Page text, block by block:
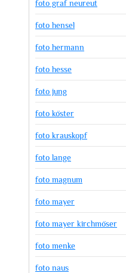
foto graf neureut
foto hensel
foto hermann
foto hesse
foto jung
foto köster
foto krauskopf
foto lange
foto magnum
foto mayer
foto mayer kirchmöser
foto menke
foto naus